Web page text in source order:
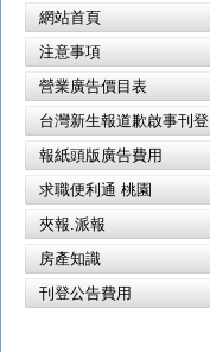
網站首頁
注意事項
營業廣告價目表
台灣新生報道歉啟事刊登
報紙頭版廣告費用
求職便利通 桃園
夾報.派報
房產知識
刊登公告費用